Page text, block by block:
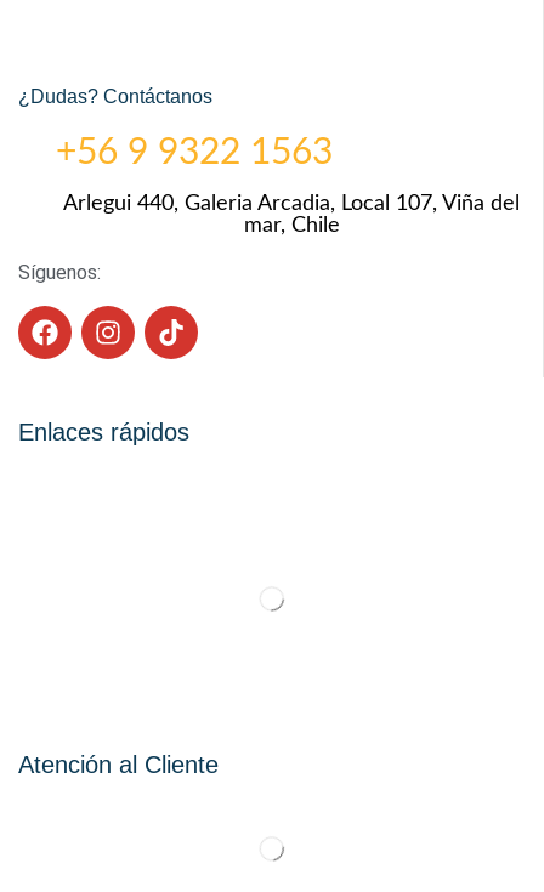
¿Dudas? Contáctanos
+56 9 9322 1563
Arlegui 440, Galeria Arcadia, Local 107, Viña del
mar, Chile
Síguenos:
Enlaces rápidos
Atención al Cliente